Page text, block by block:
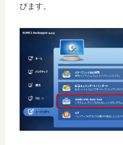
びます。